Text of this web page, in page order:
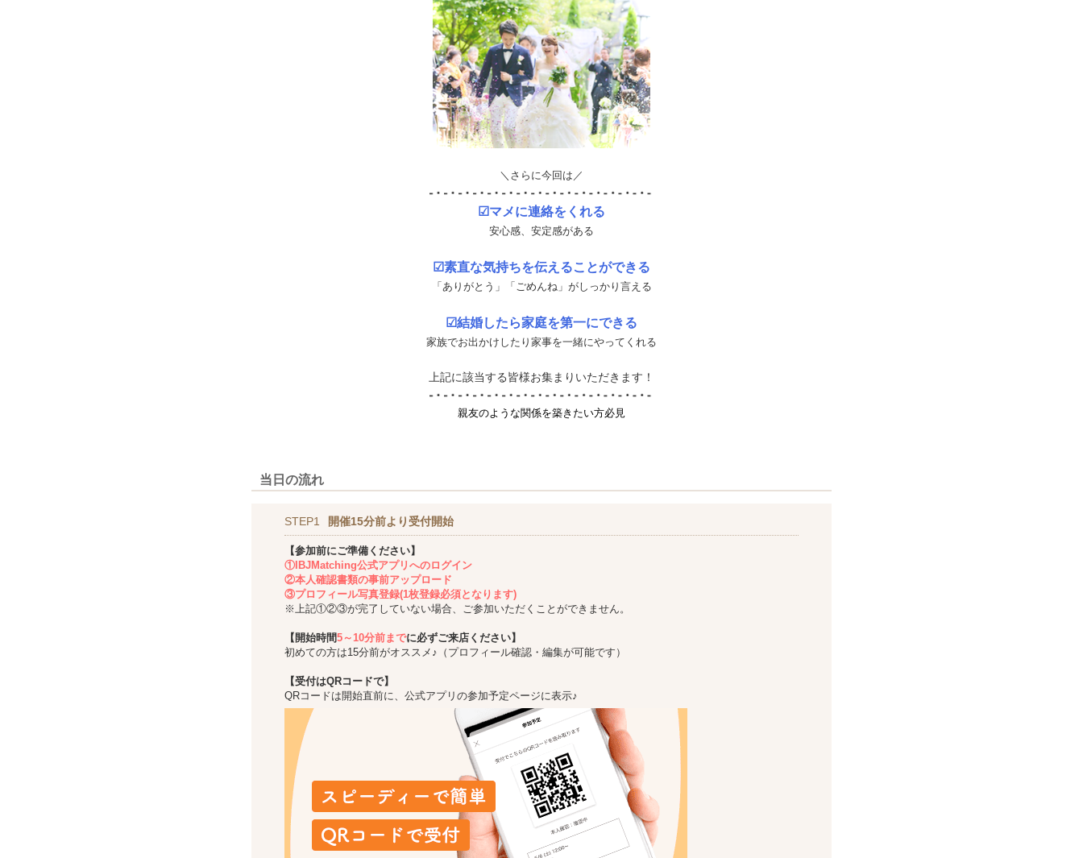
＼さらに今回は／
☑マメに連絡をくれる
安心感、安定感がある
☑素直な気持ちを伝えることができる
「ありがとう」「ごめんね」がしっかり言える
☑結婚したら家庭を第一にできる
家族でお出かけしたり家事を一緒にやってくれる
上記に該当する皆様お集まりいただきます！
親友のような関係を築きたい方必見
当日の流れ
STEP1 開催15分前より受付開始
【参加前にご準備ください】
①IBJMatching公式アプリへのログイン
②本人確認書類の事前アップロード
③プロフィール写真登録(1枚登録必須となります)
※上記①②③が完了していない場合、ご参加いただくことができません。
【開始時間5～10分前までに必ずご来店ください】
初めての方は15分前がオススメ♪（プロフィール確認・編集が可能です）
【受付はQRコードで】
QRコードは開始直前に、公式アプリの参加予定ページに表示♪